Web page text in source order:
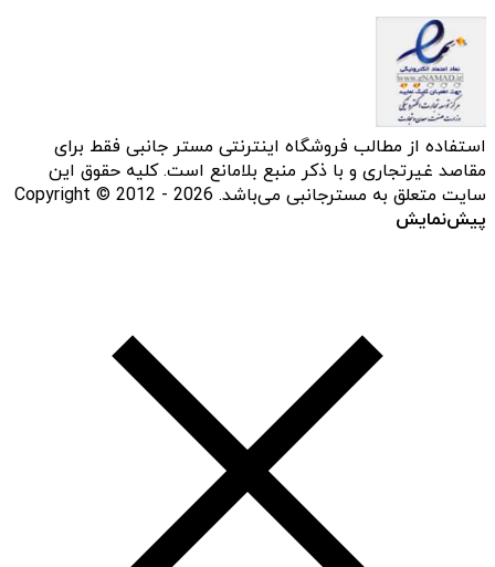
استفاده از مطالب فروشگاه اینترنتی مستر جانبی فقط برای
مقاصد غیرتجاری و با ذکر منبع بلامانع است. کلیه حقوق این
سایت متعلق به مسترجانبی می‌باشد. Copyright © 2012 - 2026
پیش‌نمایش